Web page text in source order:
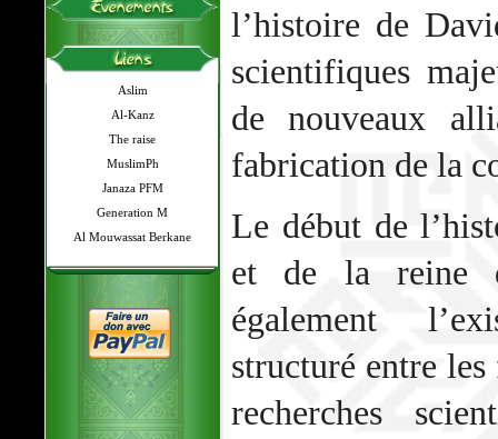
Aslim
Al-Kanz
The raise
MuslimPh
Janaza PFM
Generation M
Al Mouwassat Berkane
l’histoire de
scientifiques
de nouveaux
fabrication de la
Le début de
et de la reine
également
structuré entre
recherches